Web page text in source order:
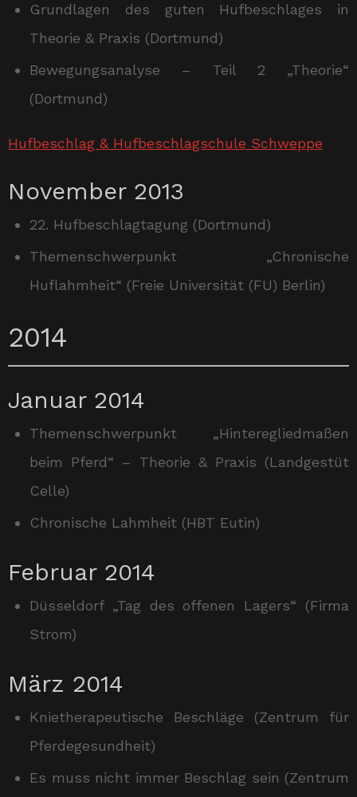
Grundlagen des guten Hufbeschlages in
Theorie & Praxis (Dortmund)
Bewegungsanalyse – Teil 2 „Theorie“
(Dortmund)
Hufbeschlag & Hufbeschlagschule Schweppe
November 2013
22. Hufbeschlagtagung (Dortmund)
Themenschwerpunkt „Chronische
Huflahmheit“ (Freie Universität (FU) Berlin)
2014
Januar 2014
Themenschwerpunkt „Hinteregliedmaßen
beim Pferd“ – Theorie & Praxis (Landgestüt
Celle)
Chronische Lahmheit (HBT Eutin)
Februar 2014
Düsseldorf „Tag des offenen Lagers“ (Firma
Strom)
März 2014
Knietherapeutische Beschläge (Zentrum für
Pferdegesundheit)
Es muss nicht immer Beschlag sein (Zentrum